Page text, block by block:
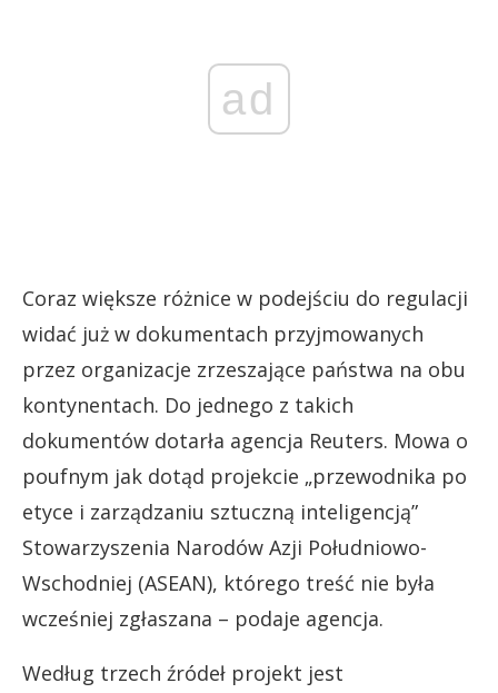
ad
Coraz większe różnice w podejściu do regulacji
widać już w dokumentach przyjmowanych
przez organizacje zrzeszające państwa na obu
kontynentach. Do jednego z takich
dokumentów dotarła agencja Reuters. Mowa o
poufnym jak dotąd projekcie „przewodnika po
etyce i zarządzaniu sztuczną inteligencją”
Stowarzyszenia Narodów Azji Południowo-
Wschodniej (ASEAN), którego treść nie była
wcześniej zgłaszana – podaje agencja.
Według trzech źródeł projekt jest